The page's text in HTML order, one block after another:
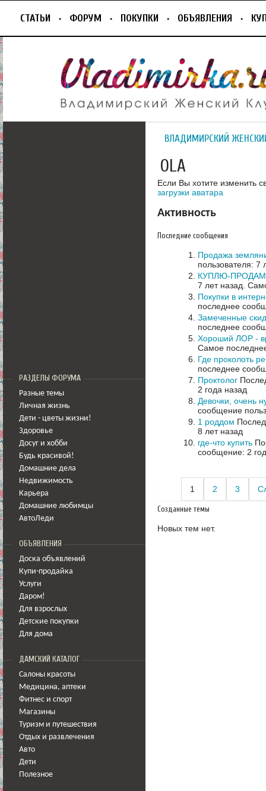
СТАТЬИ ФОРУМ ПОКУПКИ ОБЪЯВЛЕНИЯ
РАЗДЕЛЫ ФОРУМА
Разные темы
Личная жизнь
Дети - цветы жизни!
Здоровье
Досуг и хобби
Будь красивой!
Домашние дела
Недвижимость
Карьера
Домашние любимцы
АвтоЛеди
ОБЪЯВЛЕНИЯ
Доска объявлений
Купи-продайка
Услуги
Даром!
Для взрослых
Детские покупки
Для дома
ДАМСКИЙ КАТАЛОГ
Салоны красоты
Медицина, аптеки
Фитнес и спорт
Магазины
Туризм и путешествия
Отдых и развлечения
Авто
Дети
Полезное
ВЛАДИМИРСКИЙ
OLA
Если Вы хотите изменить
загрузки аватара
Активность
Последние сообщения
Продажа
пользователя: 7
КУПЛЮ-
7 лет назад.
Покупки в
последнее
Замеченные
последнее
Хороший ЛОР -
Самое
Где проколоть
последнее
Проктолог
2 года назад
Девочки, очень
сообщение
1 роддом
8 лет назад
где-что купить
сообщение: 2
1 2 3
Созданные темы
Новых тем нет.